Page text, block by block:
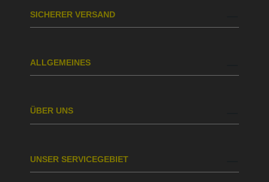
SICHERER VERSAND
ALLGEMEINES
ÜBER UNS
UNSER SERVICEGEBIET